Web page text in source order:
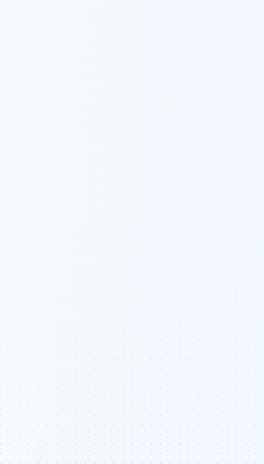
Katarzyna Surma-
Winiarska